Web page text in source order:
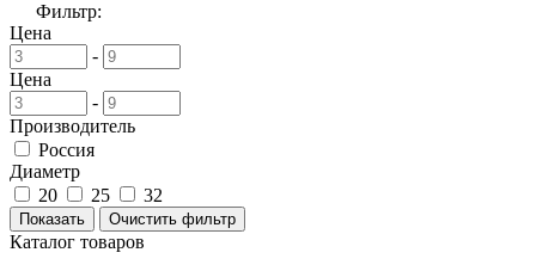
Фильтр:
Цена
-
Цена
-
Производитель
Россия
Диаметр
20
25 32
Каталог товаров